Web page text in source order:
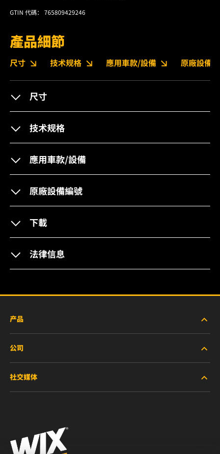
GTIN 代碼： 765809429246
產品細節
尺寸 技术规格 應用車款/設備 原廠設備
尺寸
技术规格
應用車款/設備
原廠設備編號
下載
法律信息
产品
停产/替代产品
公司
社交媒体